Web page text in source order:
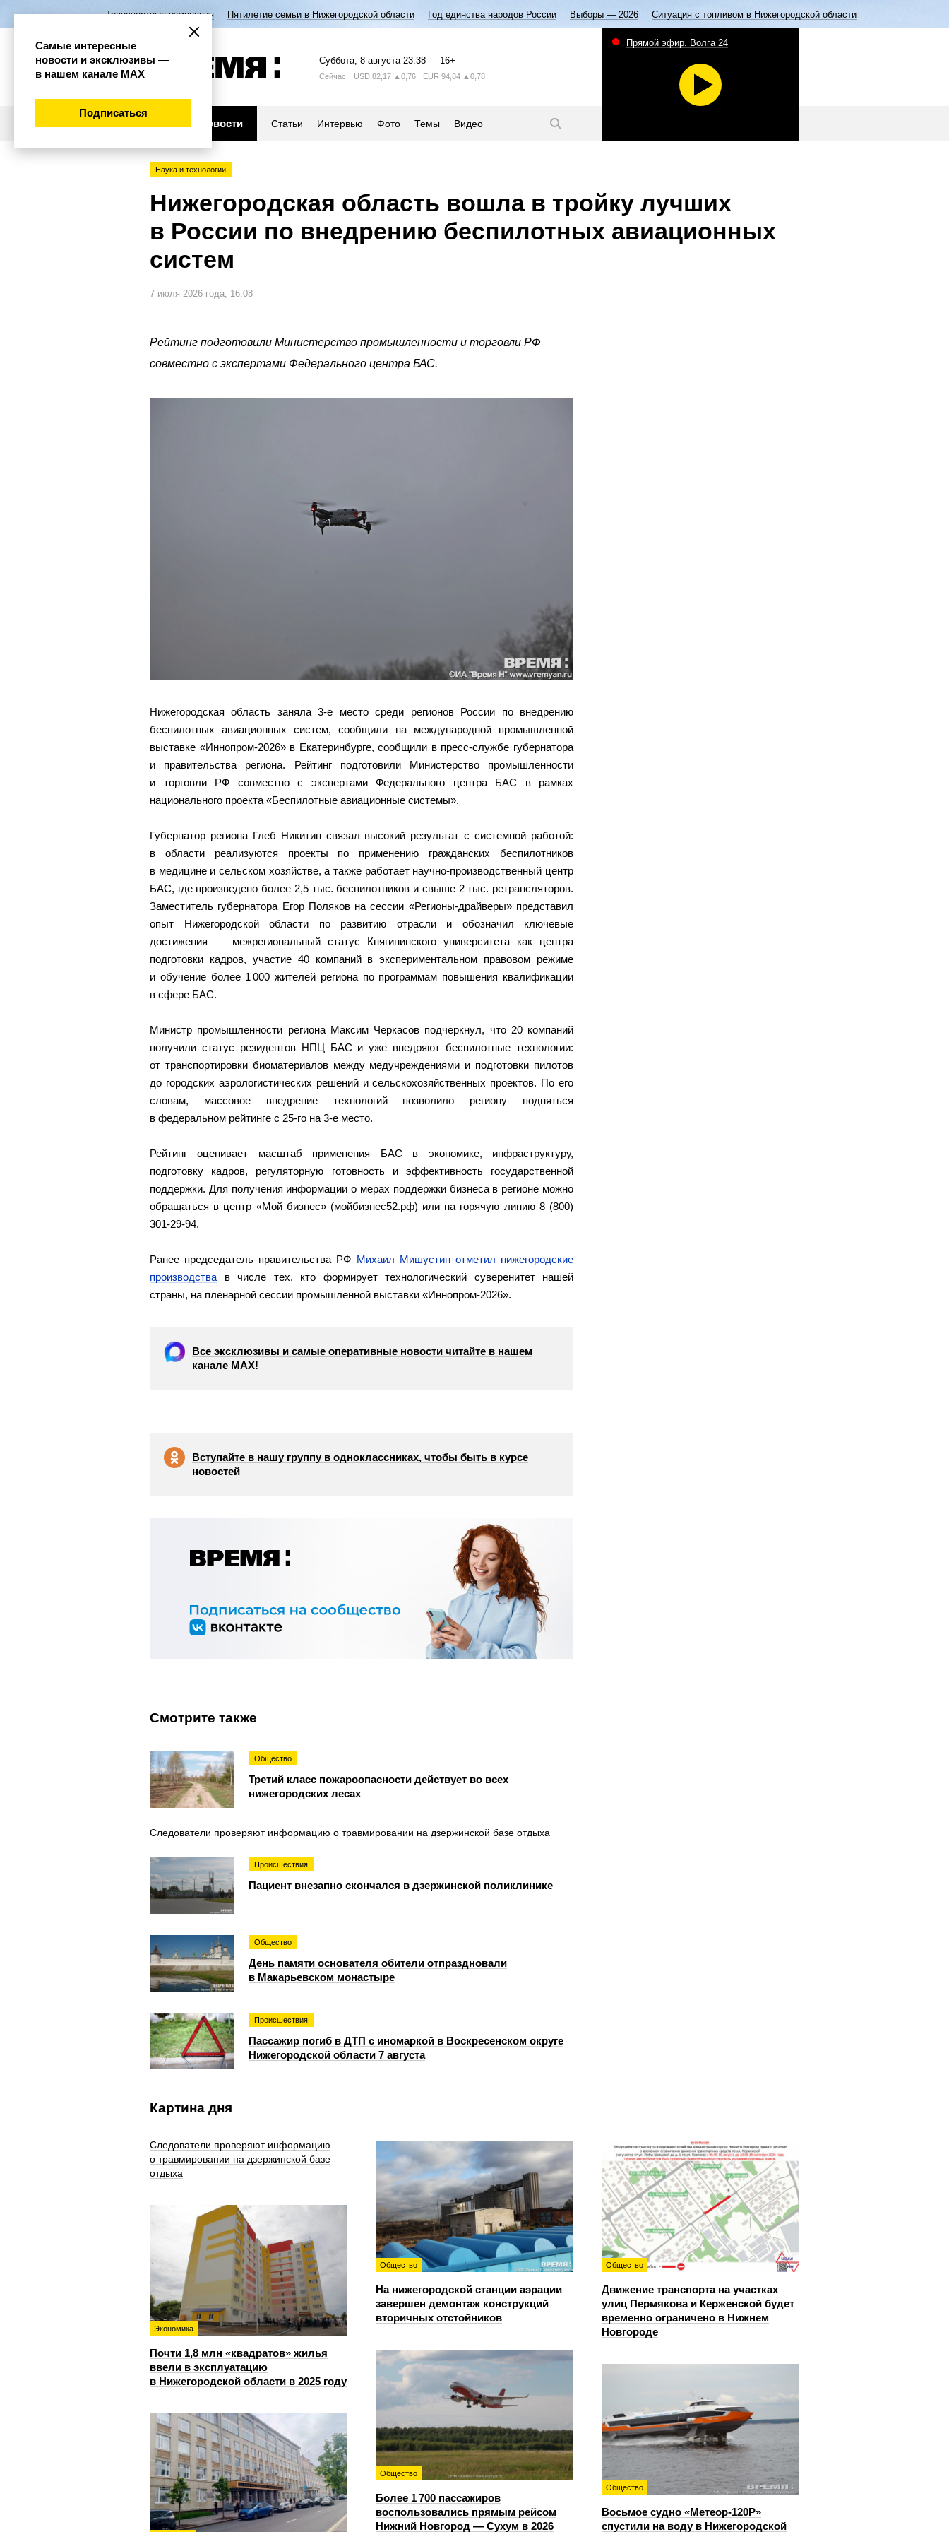
Транспортные изменения Пятилетие семьи в Нижегородской области Год единства народов России Выборы — 2026 Ситуация с топливом в Нижегородской области
Суббота, 8 августа 23:38 16+
Сейчас USD 82,17 ▲0,76 EUR 94,84 ▲0,78
Новости Статьи Интервью Фото Темы Видео
Прямой эфир. Волга 24
Наука и технологии
Нижегородская область вошла в тройку лучших
в России по внедрению беспилотных авиационных
систем
7 июля 2026 года, 16:08
Рейтинг подготовили Министерство промышленности и торговли РФ
совместно с экспертами Федерального центра БАС.
Нижегородская область заняла 3-е место среди регионов России по внедрению
беспилотных авиационных систем, сообщили на международной промышленной
выставке «Иннопром‑2026» в Екатеринбурге, сообщили в пресс-службе губернатора
и правительства региона. Рейтинг подготовили Министерство промышленности
и торговли РФ совместно с экспертами Федерального центра БАС в рамках
национального проекта «Беспилотные авиационные системы».
Губернатор региона Глеб Никитин связал высокий результат с системной работой:
в области реализуются проекты по применению гражданских беспилотников
в медицине и сельском хозяйстве, а также работает научно‑производственный центр
БАС, где произведено более 2,5 тыс. беспилотников и свыше 2 тыс. ретрансляторов.
Заместитель губернатора Егор Поляков на сессии «Регионы‑драйверы» представил
опыт Нижегородской области по развитию отрасли и обозначил ключевые
достижения — межрегиональный статус Княгининского университета как центра
подготовки кадров, участие 40 компаний в экспериментальном правовом режиме
и обучение более 1 000 жителей региона по программам повышения квалификации
в сфере БАС.
Министр промышленности региона Максим Черкасов подчеркнул, что 20 компаний
получили статус резидентов НПЦ БАС и уже внедряют беспилотные технологии:
от транспортировки биоматериалов между медучреждениями и подготовки пилотов
до городских аэрологистических решений и сельскохозяйственных проектов. По его
словам, массовое внедрение технологий позволило региону подняться
в федеральном рейтинге с 25‑го на 3‑е место.
Рейтинг оценивает масштаб применения БАС в экономике, инфраструктуру,
подготовку кадров, регуляторную готовность и эффективность государственной
поддержки. Для получения информации о мерах поддержки бизнеса в регионе можно
обращаться в центр «Мой бизнес» (мойбизнес52.рф) или на горячую линию 8 (800)
301‑29‑94.
Ранее председатель правительства РФ Михаил Мишустин отметил нижегородские
производства в числе тех, кто формирует технологический суверенитет нашей
страны, на пленарной сессии промышленной выставки «Иннопром-2026».
Все эксклюзивы и самые оперативные новости читайте в нашем
канале МАХ!
Вступайте в нашу группу в одноклассниках, чтобы быть в курсе
новостей
Смотрите также
Общество
Третий класс пожароопасности действует во всех
нижегородских лесах
Следователи проверяют информацию о травмировании на дзержинской базе отдыха
Происшествия
Пациент внезапно скончался в дзержинской поликлинике
Общество
День памяти основателя обители отпраздновали
в Макарьевском монастыре
Происшествия
Пассажир погиб в ДТП с иномаркой в Воскресенском округе
Нижегородской области 7 августа
Картина дня
Следователи проверяют информацию
о травмировании на дзержинской базе
отдыха
Общество
На нижегородской станции аэрации
завершен демонтаж конструкций
вторичных отстойников
Общество
Движение транспорта на участках
улиц Пермякова и Керженской будет
временно ограничено в Нижнем
Новгороде
Экономика
Почти 1,8 млн «квадратов» жилья
ввели в эксплуатацию
в Нижегородской области в 2025 году
Общество
Более 1 700 пассажиров
воспользовались прямым рейсом
Нижний Новгород — Сухум в 2026
Общество
Восьмое судно «Метеор-120Р»
спустили на воду в Нижегородской
Самые интересные
новости и эксклюзивы —
в нашем канале МАХ
Подписаться